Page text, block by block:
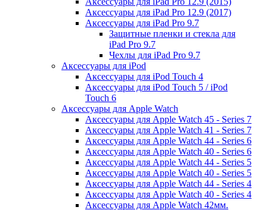
Аксессуары для iPad Pro 12.9 (2017)
Аксессуары для iPad Pro 9.7
Защитные пленки и стекла для
iPad Pro 9.7
Чехлы для iPad Pro 9.7
Аксессуары для iPod
Аксессуары для iPod Touch 4
Аксессуары для iPod Touch 5 / iPod
Touch 6
Аксессуары для Apple Watch
Аксессуары для Apple Watch 45 - Series 7
Аксессуары для Apple Watch 41 - Series 7
Аксессуары для Apple Watch 44 - Series 6
Аксессуары для Apple Watch 40 - Series 6
Аксессуары для Apple Watch 44 - Series 5
Аксессуары для Apple Watch 40 - Series 5
Аксессуары для Apple Watch 44 - Series 4
Аксессуары для Apple Watch 40 - Series 4
Аксессуары для Apple Watch 42мм.